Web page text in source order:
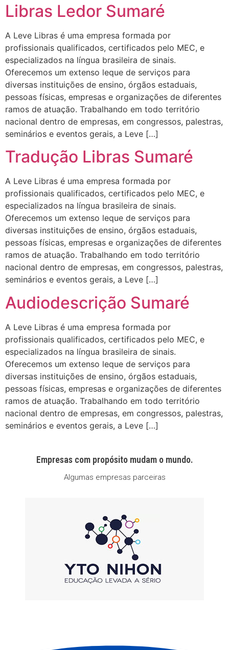
Libras Ledor Sumaré
A Leve Libras é uma empresa formada por
profissionais qualificados, certificados pelo MEC, e
especializados na língua brasileira de sinais.
Oferecemos um extenso leque de serviços para
diversas instituições de ensino, órgãos estaduais,
pessoas físicas, empresas e organizações de diferentes
ramos de atuação. Trabalhando em todo território
nacional dentro de empresas, em congressos, palestras,
seminários e eventos gerais, a Leve […]
Tradução Libras Sumaré
A Leve Libras é uma empresa formada por
profissionais qualificados, certificados pelo MEC, e
especializados na língua brasileira de sinais.
Oferecemos um extenso leque de serviços para
diversas instituições de ensino, órgãos estaduais,
pessoas físicas, empresas e organizações de diferentes
ramos de atuação. Trabalhando em todo território
nacional dentro de empresas, em congressos, palestras,
seminários e eventos gerais, a Leve […]
Audiodescrição Sumaré
A Leve Libras é uma empresa formada por
profissionais qualificados, certificados pelo MEC, e
especializados na língua brasileira de sinais.
Oferecemos um extenso leque de serviços para
diversas instituições de ensino, órgãos estaduais,
pessoas físicas, empresas e organizações de diferentes
ramos de atuação. Trabalhando em todo território
nacional dentro de empresas, em congressos, palestras,
seminários e eventos gerais, a Leve […]
Empresas com propósito mudam o mundo.
Algumas empresas parceiras